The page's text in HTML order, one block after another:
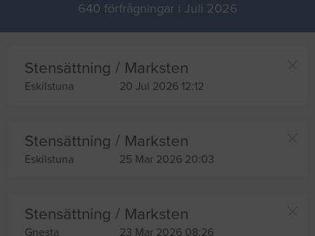
640 förfrågningar i Juli 2026
Stensättning / Marksten
Eskilstuna 20 Jul 2026 12:12
Stensättning / Marksten
Eskilstuna 25 Mar 2026 20:03
Stensättning / Marksten
Gnesta 23 Mar 2026 08:26